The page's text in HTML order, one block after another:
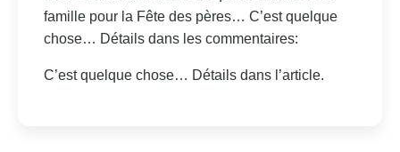
famille pour la Fête des pères… C’est quelque
chose… Détails dans les commentaires:
C’est quelque chose… Détails dans l’article.